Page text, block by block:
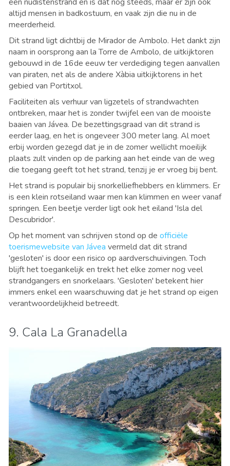
altijd mensen in badkostuum, en vaak zijn die nu in de
meerderheid.
Dit strand ligt dichtbij de Mirador de Ambolo. Hetdankt zijn
naam in oorsprong aan la Torre de Ambolo, de uitkijktoren
gebouwd in de 16de eeuw ter verdediging tegen aanvallen
van piraten, net als de andere Xàbia uitkijktorens in het
gebied van Portitxol.
Faciliteiten als verhuur van ligzetels of strandwachten
ontbreken, maar het is zonder twijfeleen van de mooiste
baaien van Jávea. De bezettingsgraad van dit strand is
eerder laag, en het is ongeveer 300 meter lang. Al moet
erbij worden gezegd dat je in de zomer wellicht moeilijk
plaats zult vinden op de parking aan het einde van de weg
die toegang geeft tot het strand, tenzij je er vroeg bij bent.
Het strand is populair bij snorkelliefhebbers en klimmers. Er
is een klein rotseiland waar men kan klimmen en weer vanaf
springen. Een beetje verder ligt ook het eiland 'Isla del
Descubridor'.
Op het moment van schrijven stond op de officiële
toerismewebsite van Jávea vermeld dat dit strand
'gesloten' is door een risico op aardverschuivingen. Toch
blijft het toegankelijk en trekt het elke zomer nog veel
strandgangers en snorkelaars. 'Gesloten' betekent hier
immers enkel een waarschuwing dat je het strand op eigen
verantwoordelijkheid betreedt.
9. Cala La Granadella